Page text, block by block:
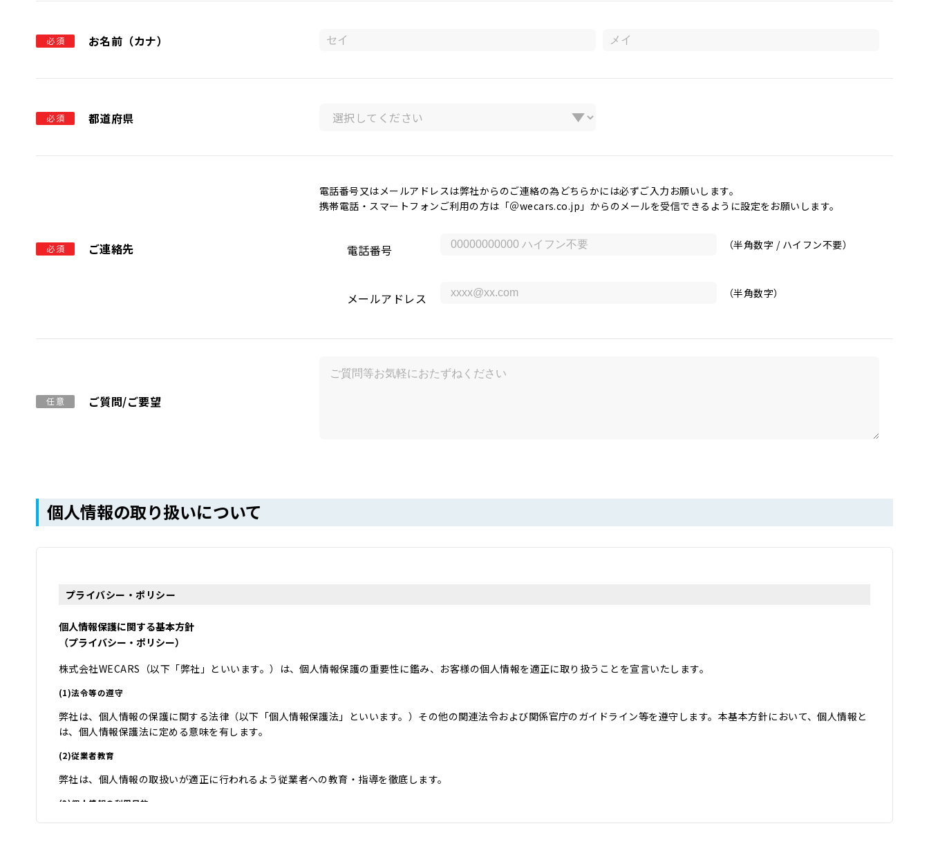
必須 お名前（カナ）
必須 都道府県
必須 ご連絡先
電話番号又はメールアドレスは弊社からのご連絡の為どちらかには必ずご入力お願いします。
携帯電話・スマートフォンご利用の方は「＠wecars.co.jp」からのメールを受信できるように設定をお願いします。
電話番号 （半角数字 / ハイフン不要）
メールアドレス （半角数字）
任意 ご質問/ご要望
個人情報の取り扱いについて
プライバシー・ポリシー
個人情報保護に関する基本方針
（プライバシー・ポリシー）
株式会社WECARS（以下「弊社」といいます。）は、個人情報保護の重要性に鑑み、お客様の個人情報を適正に取り扱うことを宣言いたします。
(1)法令等の遵守
弊社は、個人情報の保護に関する法律（以下「個人情報保護法」といいます。）その他の関連法令および関係官庁のガイドライン等を遵守します。本基本方針において、個人情報と
は、個人情報保護法に定める意味を有します。
(2)従業者教育
弊社は、個人情報の取扱いが適正に行われるよう従業者への教育・指導を徹底します。
(3)個人情報の利用目的
弊社は、自動車関連業を営んでおり、自動車関連業を通じて取得した個人情報を、下記の目的の範囲内で、適法かつ公正に利用し、その他の目的に利用することはありません。